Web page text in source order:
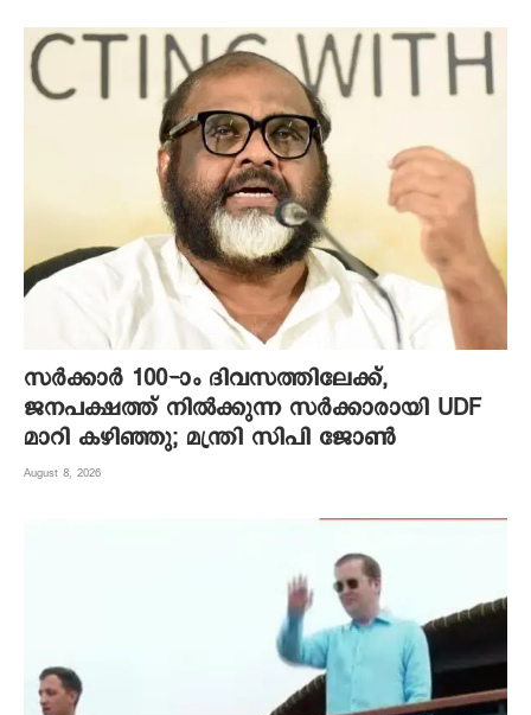
സർക്കാർ 100-ാം ദിവസത്തിലേക്ക്,
ജനപക്ഷത്ത് നിൽക്കുന്ന സർക്കാരായി UDF
മാറി കഴിഞ്ഞു; മന്ത്രി സിപി ജോൺ
August 8, 2026